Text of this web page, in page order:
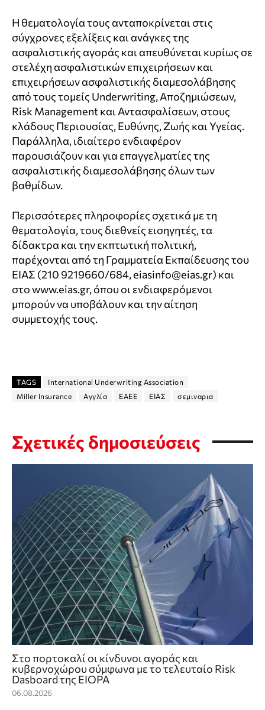
Η θεματολογία τους ανταποκρίνεται στις
σύγχρονες εξελίξεις και ανάγκες της
ασφαλιστικής αγοράς και απευθύνεται κυρίως σε
στελέχη ασφαλιστικών επιχειρήσεων και
επιχειρήσεων ασφαλιστικής διαμεσολάβησης
από τους τομείς Underwriting, Αποζημιώσεων,
Risk Management και Αντασφαλίσεων, στους
κλάδους Περιουσίας, Ευθύνης, Ζωής και Υγείας.
Παράλληλα, ιδιαίτερο ενδιαφέρον
παρουσιάζουν και για επαγγελματίες της
ασφαλιστικής διαμεσολάβησης όλων των
βαθμίδων.
Περισσότερες πληροφορίες σχετικά με τη
θεματολογία, τους διεθνείς εισηγητές, τα
δίδακτρα και την εκπτωτική πολιτική,
παρέχονται από τη Γραμματεία Εκπαίδευσης του
ΕΙΑΣ (210 9219660/684, eiasinfo@eias.gr) και
στο www.eias.gr, όπου οι ενδιαφερόμενοι
μπορούν να υποβάλουν και την αίτηση
συμμετοχής τους.
TAGS
International Underwriting Association
Miller Insurance
Αγγλία ΕΑΕΕ ΕΙΑΣ σεμιναρια
Σχετικές δημοσιεύσεις
Στο πορτοκαλί οι κίνδυνοι αγοράς και
κυβερνοχώρου σύμφωνα με το τελευταίο Risk
Dasboard της EIOPA
06.08.2026